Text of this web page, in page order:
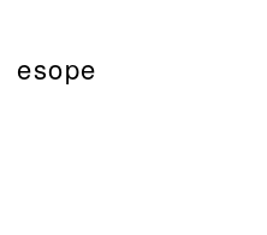
esope